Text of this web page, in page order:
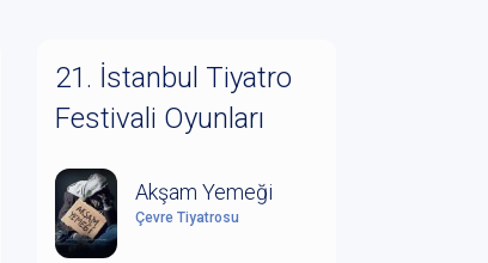
21. İstanbul Tiyatro
Festivali Oyunları
Akşam Yemeği
Çevre Tiyatrosu